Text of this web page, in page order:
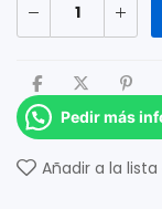
Pedir más
Añadir a la